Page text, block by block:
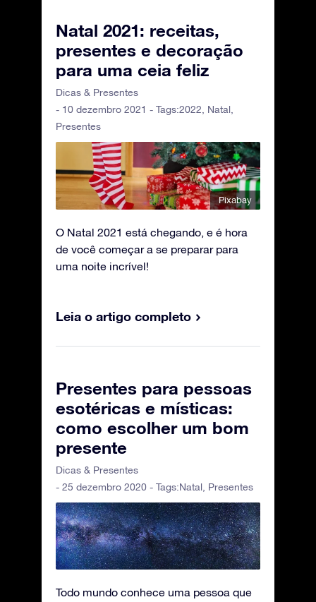
Natal 2021: receitas,
presentes e decoração
para uma ceia feliz
Dicas & Presentes
- 10 dezembro 2021 - Tags:2022 Natal
Presentes
Pixabay
O Natal 2021 está chegando, e é hora
de você começar a se preparar para
uma noite incrível!
Leia o artigo completo
Presentes para pessoas
esotéricas e místicas:
como escolher um bom
presente
Dicas & Presentes
- 25 dezembro 2020 - Tags:Natal Presentes
Todo mundo conhece uma pessoa que